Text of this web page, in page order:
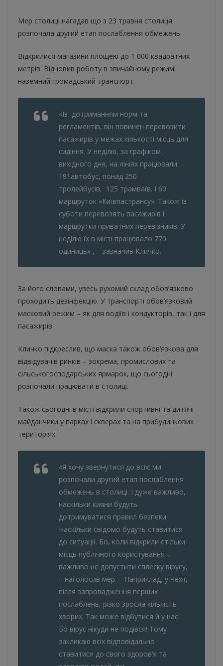
Мер столиці нагадав що з 23 травня столиця
розпочала другий етап послаблення обмежень.
Відкрилися магазини площею до 1 000 квадратних
метрів. Відновив роботу в звичайному режимі
наземний громадський транспорт.
«Із дотриманням норм та
регламентів, він повинен перевозити
пасажирів у межах кількості місць для
сидіння. У неділю, за графiком
вихiдного дня, на лініях працювали:
191автобус, понад 250
тролейбусів, 125 трамваïв. І 60
маршруток «Киïвпастрансу». Також із
суботи перевозять пасажирiв i
маршрутки приватних перевiзникiв. У
недiлю їх в місті працювало 770
одиниць» , – зазначив Кличко.
За його словами, увесь рухомий склад обов’язково
проходить дезiнфекцiю. У транспорті обов’язковий
масковий режим – як для водiïв i кондукторiв, так i для
пасажирiв.
Кличко підкреслив, що маска також обов‘язкова для
відвідувачів ринків – зокрема, промислових та
сільськогосподарських ярмарок, що сьогодні
розпочали працювати в столиці.
Також сьогодні в місті відкрили спортивні та дитячі
майданчики у парках і скверах та на прибудинкових
територіях.
«Я хочу звернутися до всіх: ми
розпочали другий етап послаблення
обмежень в столиці. І дуже важливо,
наскільки кияни будуть
дотримуватися правил безпеки.
Наскільки свідомо будуть ставитися
до ситуації. Бо, коли відкрили стільки
місць публічного користування –
важливо не допустити сплеску вірусу,
– наголосив мер. – Наприклад, у Чехії,
після запровадження перших
послаблень, різко зросла кількість
хворих. Так може відбутися й у нас.
Бо вірус нікуди не подівся! Тому
закликаю всіх відповідально
ставитися до свого здоров’я та